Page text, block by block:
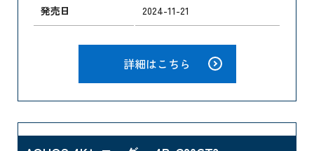
発売日 2024-11-21
詳細はこちら